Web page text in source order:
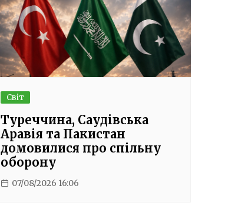
Світ
Туреччина, Саудівська
Аравія та Пакистан
домовилися про спільну
оборону
07/08/2026 16:06